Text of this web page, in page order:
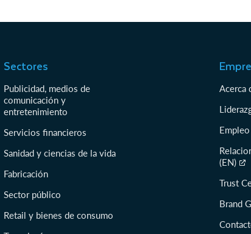
Sectores
Publicidad, medios de
comunicación y
entretenimiento
Servicios financieros
Sanidad y ciencias de la vida
Fabricación
Sector público
Retail y bienes de consumo
Acerca
(EN)
Trust
Brand